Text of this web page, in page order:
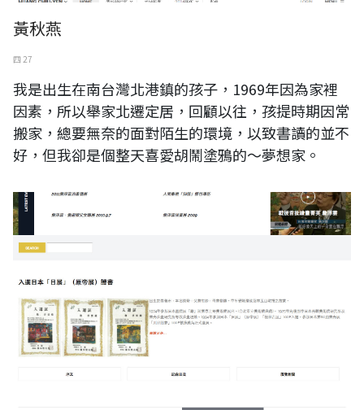
黃秋燕
四 27
我是出生在南台灣北港鎮的孩子，1969年因為家裡
因素，所以舉家北遷定居，回顧以往，孩提時期因常
搬家，總要無奈的面對陌生的環境，以致書讀的並不
好，但我卻是個整天喜愛胡鬧塗鴉的～夢想家。